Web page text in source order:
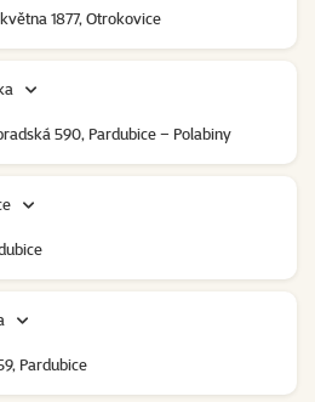
1877, Otrokovice
590, Pardubice – Polabiny
Pardubice